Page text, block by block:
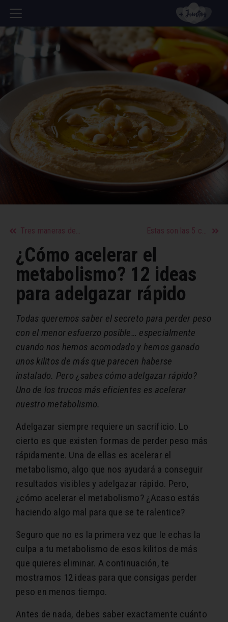
Tres maneras de reducir la ansiedad Estas son las 5 cosas que NO debes hacer cuando descubres una infidelidad
¿Cómo acelerar el
metabolismo? 12 ideas
para adelgazar rápido
Todas queremos saber el secreto para perder peso
con el menor esfuerzo posible… especialmente
cuando nos hemos acomodado y hemos ganado
unos kilitos de más que parecen haberse
instalado. Pero ¿sabes cómo adelgazar rápido?
Uno de los trucos más eficientes es acelerar
nuestro metabolismo.
Adelgazar siempre requiere un sacrificio. Lo
cierto es que existen formas de perder peso más
rápidamente. Una de ellas es acelerar el
metabolismo, algo que nos ayudará a conseguir
resultados visibles y adelgazar rápido. Pero,
¿cómo acelerar el metabolismo? ¿Acaso estás
haciendo algo mal para que se te ralentice?
Seguro que no es la primera vez que le echas la
culpa a tu metabolismo de esos kilitos de más
que quieres eliminar. A continuación, te
mostramos 12 ideas para que consigas perder
peso en menos tiempo.
Antes de nada, debes saber exactamente cuánto